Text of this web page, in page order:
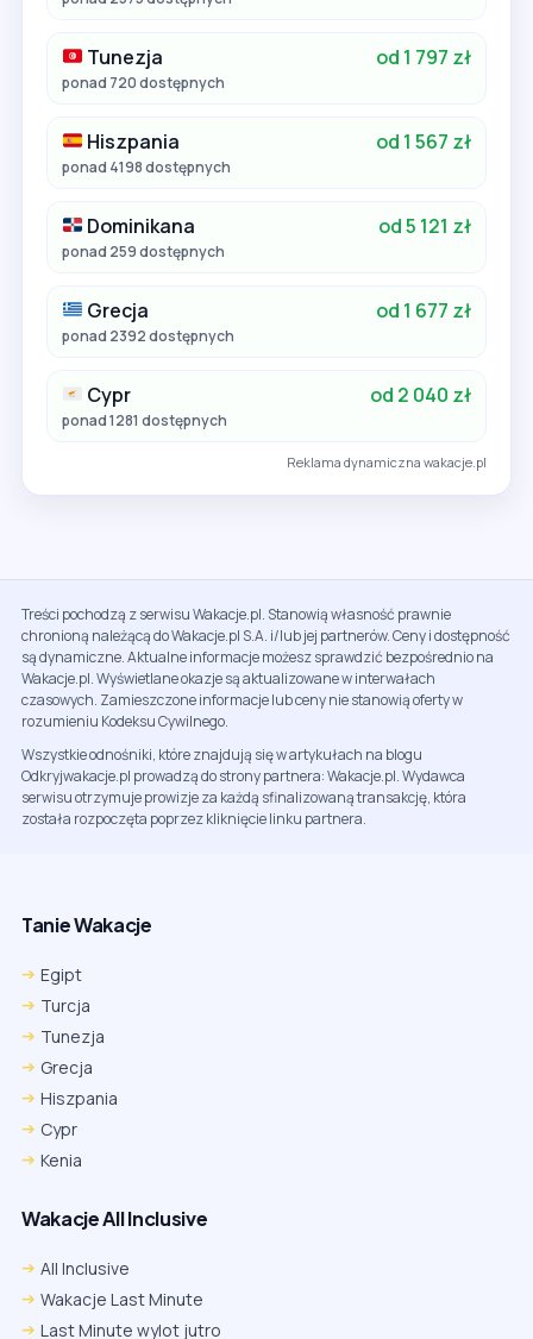
Tunezja od 1 797 zł
ponad 720 dostępnych
Hiszpania od 1 567 zł
ponad 4198 dostępnych
Dominikana od 5 121 zł
ponad 259 dostępnych
Grecja od 1 677 zł
ponad 2392 dostępnych
Cypr od 2 040 zł
ponad 1281 dostępnych
Reklama dynamiczna wakacje.pl
Treści pochodzą z serwisu Wakacje.pl. Stanowią własność prawnie
chronioną należącą do Wakacje.pl S.A. i/lub jej partnerów. Ceny i dostępność
są dynamiczne. Aktualne informacje możesz sprawdzić bezpośrednio na
Wakacje.pl. Wyświetlane okazje są aktualizowane w interwałach
czasowych. Zamieszczone informacje lub ceny nie stanowią oferty w
rozumieniu Kodeksu Cywilnego.
Wszystkie odnośniki, które znajdują się w artykułach na blogu
Odkryjwakacje.pl prowadzą do strony partnera: Wakacje.pl. Wydawca
serwisu otrzymuje prowizje za każdą sfinalizowaną transakcję, która
została rozpoczęta poprzez kliknięcie linku partnera.
Tanie Wakacje
Egipt
Turcja
Tunezja
Grecja
Hiszpania
Cypr
Kenia
Wakacje All Inclusive
All Inclusive
Wakacje Last Minute
Last Minute wylot jutro